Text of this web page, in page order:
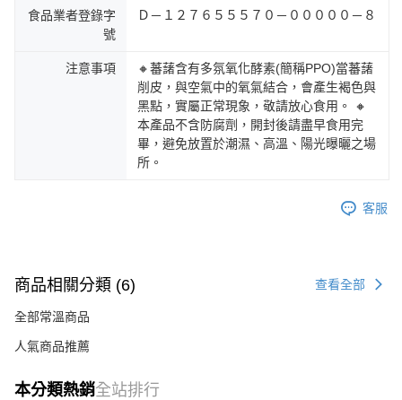
食品業者登錄字
號
Ｄ－１２７６５５５７０－０００００－８
注意事項
🔸蕃藷含有多氛氧化酵素(簡稱PPO)當蕃藷
削皮，與空氣中的氧氣結合，會產生褐色與
黑點，實屬正常現象，敬請放心食用。 🔸
本產品不含防腐劑，開封後請盡早食用完
畢，避免放置於潮濕、高溫、陽光曝曬之場
所。
客服
商品相關分類 (6) 查看全部
全部常溫商品
人氣商品推薦
本分類熱銷全站排行